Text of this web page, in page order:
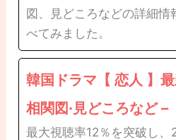
図、見どころなどの詳細情
べてみました。
韓国ドラマ【 恋人 】
相関図·見どころなど –
最大視聴率12％を突破し